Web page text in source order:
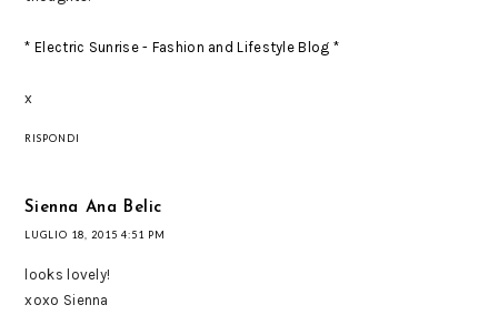
* Electric Sunrise - Fashion and Lifestyle Blog *
x
RISPONDI
Sienna Ana Belic
LUGLIO 18, 2015 4:51 PM
looks lovely!
xoxo Sienna